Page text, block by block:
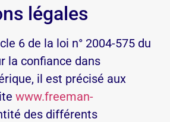
légales
6 de la loi n° 2004-575 du
la confiance dans
il est précisé aux
www.freeman-
des différents